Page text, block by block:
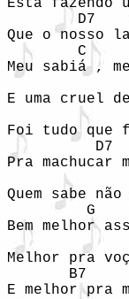
Está fazendo
D7
Que o nosso
C
Meu sabiá ,
E uma cruel
Foi tudo que
D7
Pra machucar
Quem sabe
G
Bem melhor
Melhor pra
B7
E melhor pra